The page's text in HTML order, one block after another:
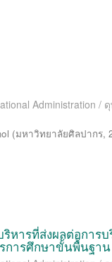
Administration
(มหาวิทยาลัยศิลปากร,
หารที่ส่งผลต่อการ
การศึกษาขั้นพื้นฐาน